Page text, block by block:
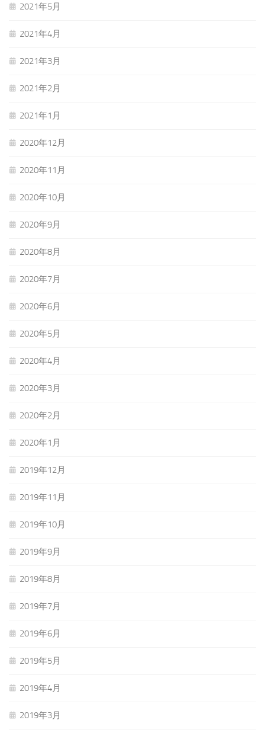
2021年5月
2021年4月
2021年3月
2021年2月
2021年1月
2020年12月
2020年11月
2020年10月
2020年9月
2020年8月
2020年7月
2020年6月
2020年5月
2020年4月
2020年3月
2020年2月
2020年1月
2019年12月
2019年11月
2019年10月
2019年9月
2019年8月
2019年7月
2019年6月
2019年5月
2019年4月
2019年3月